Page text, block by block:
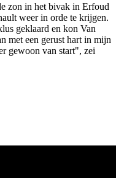
zon in het bivak in Erfoud
weer in orde te krijgen.
geklaard en kon Van
met een gerust hart in mijn
gewoon van start", zei